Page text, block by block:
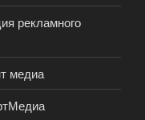
рекламного
медиа